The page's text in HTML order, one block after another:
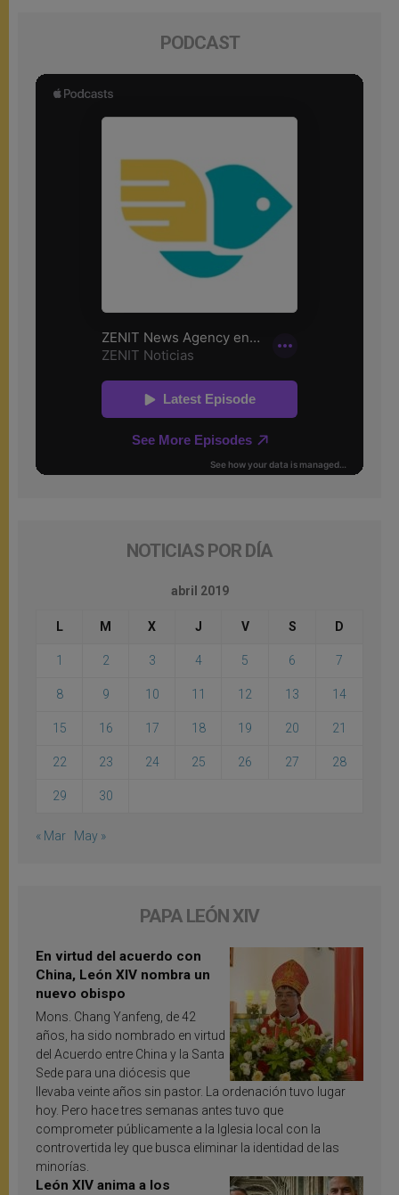
PODCAST
NOTICIAS POR DÍA
abril 2019
L M X J V S D
1 2 3 4 5 6 7
8 9 10 11 12 13 14
15 16 17 18 19 20 21
22 23 24 25 26 27 28
29 30
« Mar May »
PAPA LEÓN XIV
En virtud del acuerdo con
China, León XIV nombra un
nuevo obispo
Mons. Chang Yanfeng, de 42
años, ha sido nombrado en virtud
del Acuerdo entre China y la Santa
Sede para una diócesis que
llevaba veinte años sin pastor. La ordenación tuvo lugar
hoy. Pero hace tres semanas antes tuvo que
comprometer públicamente a la Iglesia local con la
controvertida ley que busca eliminar la identidad de las
minorías.
León XIV anima a los